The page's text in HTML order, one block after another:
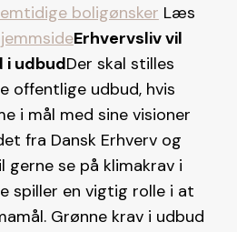
boligønsker Læs
Erhvervsliv vil
i udbudDer skal stilles
offentlige udbud, hvis
i mål med sine visioner
fra Dansk Erhverv og
gerne se på klimakrav i
spiller en vigtig rolle i at
Grønne krav i udbud